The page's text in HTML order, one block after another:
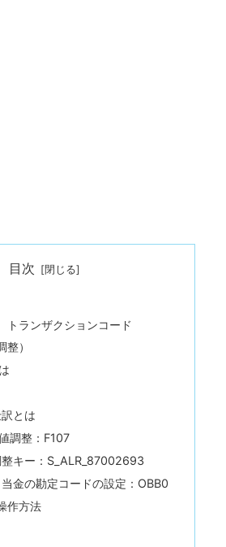
目次
トランザクションコード
）
とは
調整：F107
キー：S_ALR_87002693
金の勘定コードの設定：OBB0
作方法